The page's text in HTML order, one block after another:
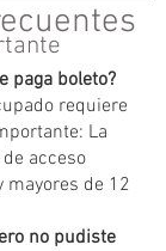
paga boleto?
requiere
La
acceso
mayores de 12
no pudiste